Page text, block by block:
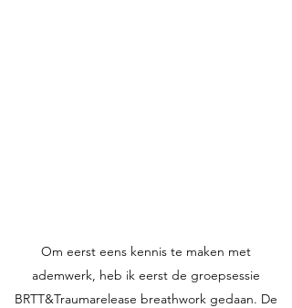
Om eerst eens kennis te maken met
ademwerk, heb ik eerst de groepsessie
BRTT&Traumarelease breathwork gedaan. De